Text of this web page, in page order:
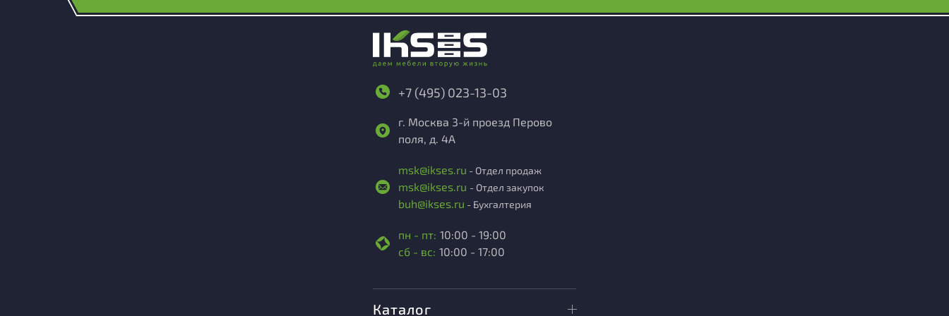
+7 (495) 023-13-03
г. Москва 3-й проезд Перово
поля, д. 4А
msk@ikses.ru - Отдел продаж
msk@ikses.ru - Отдел закупок
buh@ikses.ru - Бухгалтерия
пн - пт: 10:00 - 19:00
сб - вс: 10:00 - 17:00
Каталог